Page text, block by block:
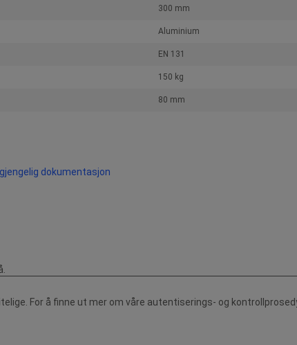
300 mm
Aluminium
EN 131
150 kg
80 mm
dokumentasjon
For å finne ut mer om våre autentiserings- og